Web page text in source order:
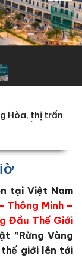
Hòa, thị trấn
Hồ Chí Minh
tại Việt Nam
Thông Minh –
Đầu Thế Giới
”Rừng Vàng
thế giới lên tới